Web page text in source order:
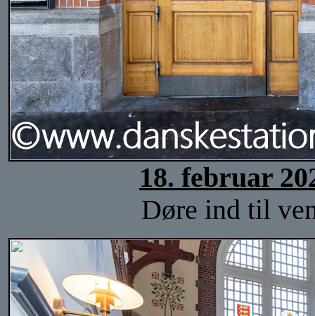
18. februar
Døre ind til